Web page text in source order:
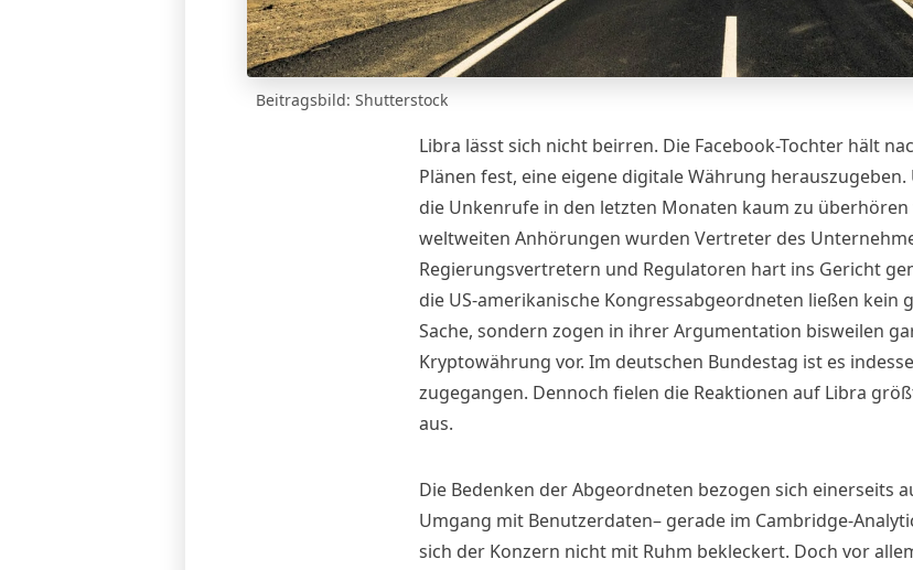
Beitragsbild: Shutterstock
Libra lässt sich nicht beirren. Die Facebook-Tochter hält
Plänen fest, eine eigene digitale Währung
die Unkenrufe in den letzten Monaten kaum zu überhören
weltweiten Anhörungen wurden Vertreter des
Regierungsvertretern und Regulatoren hart ins Gericht
die US-amerikanische Kongressabgeordneten ließen kein
Sache, sondern zogen in ihrer Argumentation bisweilen
Kryptowährung vor. Im deutschen Bundestag ist es
zugegangen. Dennoch fielen die Reaktionen auf Libra
aus.
Die Bedenken der Abgeordneten bezogen sich einerseits
Umgang mit Benutzerdaten– gerade im Cambridge-
sich der Konzern nicht mit Ruhm bekleckert. Doch vor